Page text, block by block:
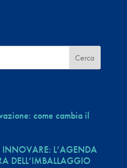
come cambia il
L’AGENDA
DELL’IMBALLAGGIO